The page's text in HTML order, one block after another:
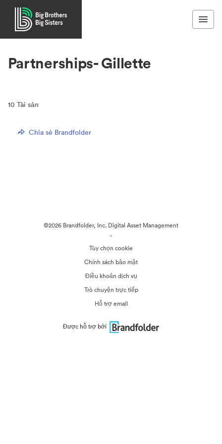
Partnerships- Gillette
10 Tài sản
Chia sẻ Brandfolder
©2026 Brandfolder, Inc. Digital Asset Management
·
Tùy chọn cookie
Chính sách bảo mật
Điều khoản dịch vụ
Trò chuyện trực tiếp
Hỗ trợ email
Được hỗ trợ bởi